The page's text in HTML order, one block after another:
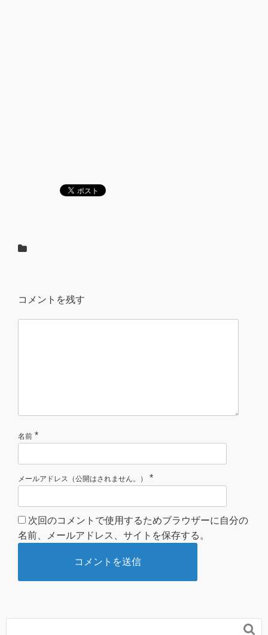
コメントを残す
名前 *
メールアドレス（公開はされません。） *
次回のコメントで使用するためブラウザーに自分の
名前、メールアドレス、サイトを保存する。
